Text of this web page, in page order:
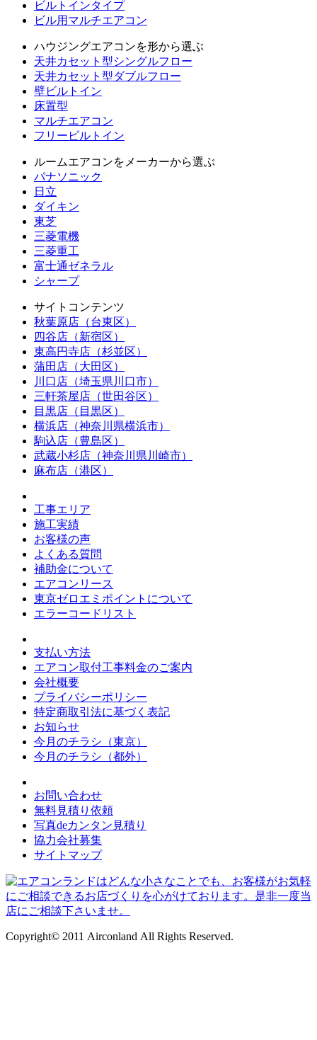
ビルトインタイプ
ビル用マルチエアコン
ハウジングエアコンを形から選ぶ
天井カセット型シングルフロー
天井カセット型ダブルフロー
壁ビルトイン
床置型
マルチエアコン
フリービルトイン
ルームエアコンをメーカーから選ぶ
パナソニック
日立
ダイキン
東芝
三菱電機
三菱重工
富士通ゼネラル
シャープ
サイトコンテンツ
秋葉原店（台東区）
四谷店（新宿区）
東高円寺店（杉並区）
蒲田店（大田区）
川口店（埼玉県川口市）
三軒茶屋店（世田谷区）
目黒店（目黒区）
横浜店（神奈川県横浜市）
駒込店（豊島区）
武蔵小杉店（神奈川県川崎市）
麻布店（港区）
工事エリア
施工実績
お客様の声
よくある質問
補助金について
エアコンリース
東京ゼロエミポイントについて
エラーコードリスト
支払い方法
エアコン取付工事料金のご案内
会社概要
プライバシーポリシー
特定商取引法に基づく表記
お知らせ
今月のチラシ（東京）
今月のチラシ（都外）
お問い合わせ
無料見積り依頼
写真deカンタン見積り
協力会社募集
サイトマップ
Copyright© 2011 Airconland All Rights Reserved.